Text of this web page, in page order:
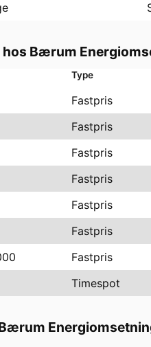
Bærum
Type
Fastpris
Fastpris
Fastpris
Fastpris
Fastpris
Fastpris
Fastpris
Timespot